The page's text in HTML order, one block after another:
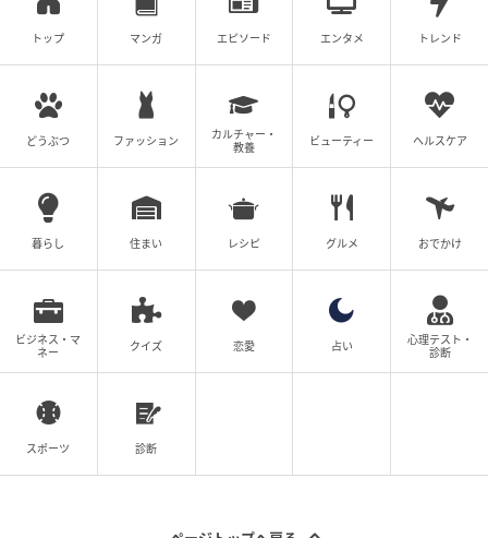
ずに了承しました」とのこと。
また「ドタキャンされたその日に、SNSにアップされ
た複数人で楽しそうに温泉旅館にいる写真を見まし
た。小学生からの付き合いで、すごく仲が良かっただ
けに、こんなしょうもない嘘をつかれたことが許せな
み上げましたね」とのことでした。
親しい相手だからこそ、こうした行動は大きなショッ
クを与えるもの。人との関係は信頼があってこそ成り
立つものだと、改めて考えさせられるエピソードでし
た。
心地よい関係を築くために必要なこととは
ろう」、「親友がとんでもないことをしでかした」と
トップ マンガ エピソード エンタメ トレンド
どうぶつ ファッション
カルチャー・
教養
ビューティー ヘルスケア
暮らし 住まい レシピ グルメ おでかけ
ビジネス・マ
ネー
クイズ 恋愛 占い
心理テスト・
診断
スポーツ 診断